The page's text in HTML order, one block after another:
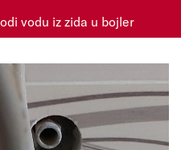
vodu iz zida u bojler